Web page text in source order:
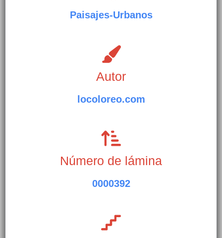
Paisajes-Urbanos
Autor
locoloreo.com
Número de lámina
0000392